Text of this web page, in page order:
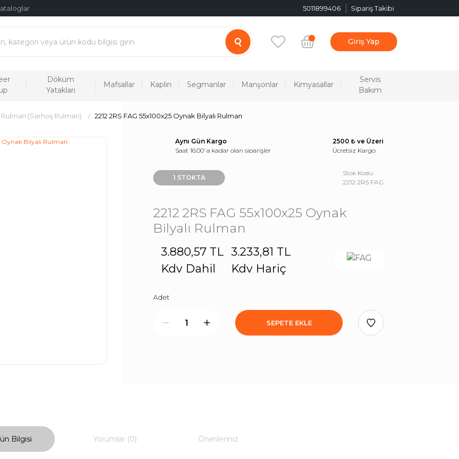
5011899406 Sipariş Takibi
Giriş Yap
Döküm
Yatakları
Mafsallar Kaplin Segmanlar Manşonlar Kimyasallar
Servis
Bakım
(Sarhoş Rulman) 2212 2RS FAG 55x100x25 Oynak Bilyalı Rulman
Aynı Gün Kargo
Saat 16:00’ a kadar olan siparişler
2500 ₺ ve Üzeri
Ücretsiz Kargo
1 STOKTA
Stok Kodu
2212 2RS FAG
2212 2RS FAG 55x100x25 Oynak
Bilyalı Rulman
3.880,57 TL
Kdv Dahil
3.233,81 TL
Kdv Hariç
Adet
SEPETE EKLE
Bilgisi Yorumlar (0) Önerileriniz